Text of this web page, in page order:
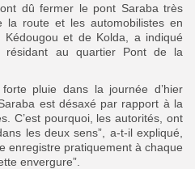
dû fermer le pont Saraba très
la route et les automobilistes en
et de Kolda, a indiqué
résidant au quartier Pont de la
forte pluie dans la journée d’hier
est désaxé par rapport à la
C’est pourquoi, les autorités, ont
les deux sens”, a-t-il expliqué,
enregistre pratiquement à chaque
envergure”.